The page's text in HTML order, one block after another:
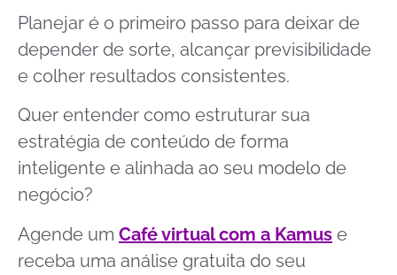
Planejar é o primeiro passo para deixar de
depender de sorte, alcançar previsibilidade
e colher resultados consistentes.
Quer entender como estruturar sua
estratégia de conteúdo de forma
inteligente e alinhada ao seu modelo de
negócio?
Agende um Café virtual com a Kamus e
receba uma análise gratuita do seu